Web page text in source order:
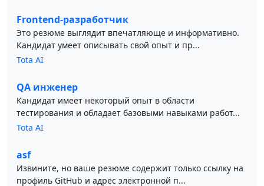
Frontend-разработчик
Это резюме выглядит впечатляюще и информативно.
Кандидат умеет описывать свой опыт и пр...
Tota AI
QA инженер
Кандидат имеет некоторый опыт в области
тестирования и обладает базовыми навыками работ...
Tota AI
asf
Извините, но ваше резюме содержит только ссылку на
профиль GitHub и адрес электронной п...